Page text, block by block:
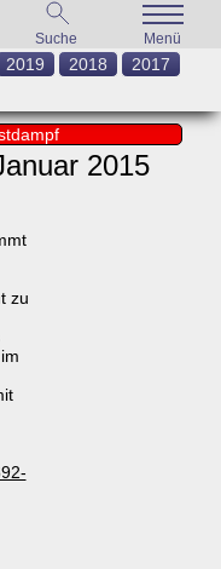
Suche Menü
2019 2018
2017
2015
zu